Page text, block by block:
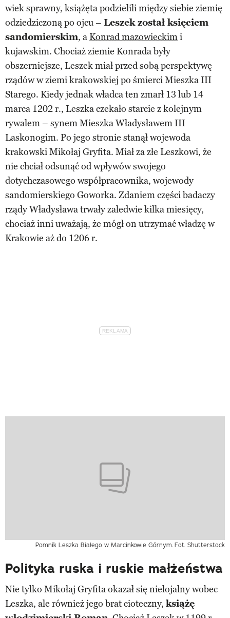
wiek sprawny, książęta podzielili między siebie ziemię
odziedziczoną po ojcu – Leszek został księciem
sandomierskim, a Konrad mazowieckimi
kujawskim. Chociaż ziemie Konrada były
obszerniejsze, Leszek miał przed sobą perspektywę
rządów w ziemi krakowskiej po śmierci Mieszka III
Starego. Kiedy jednak władca ten zmarł 13 lub 14
marca 1202 r., Leszka czekało starcie z kolejnym
rywalem – synem Mieszka Władysławem III
Laskonogim. Po jego stronie stanął wojewoda
krakowski Mikołaj Gryfita. Miał za złe Leszkowi, że
nie chciał odsunąć od wpływów swojego
dotychczasowego współpracownika, wojewody
sandomierskiego Goworka. Zdaniem części badaczy
rządy Władysława trwały zaledwie kilka miesięcy,
chociaż inni uważają, że mógł on utrzymać władzę w
Krakowie aż do 1206 r.
Pomnik Leszka Białego w Marcinkowie Górnym. Fot. Shutterstock
Polityka ruska i ruskie małżeństwa
Nie tylko Mikołaj Gryfita okazał się nielojalny wobec
Leszka, ale również jego brat cioteczny, książę